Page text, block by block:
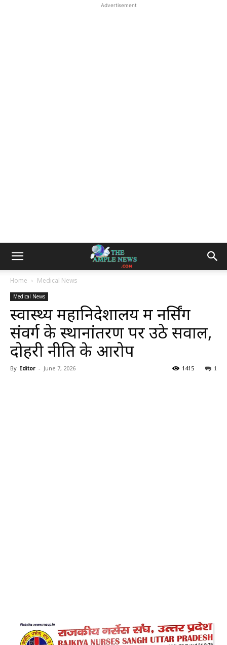
Advertisement
Home Medical News
Medical News
स्वास्थ्य महानिदेशालय में नर्सिंग
संवर्ग के स्थानांतरण पर उठे सवाल,
दोहरी नीति के आरोप
By Editor - June 7, 2026 1
1415